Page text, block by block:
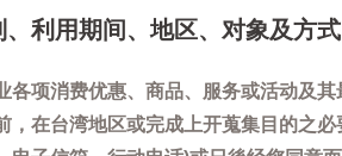
利用期间、地区、对象及方式
各项消费优惠、商品、服务或活动及
，在台湾地区或完成上开蒐集目的之